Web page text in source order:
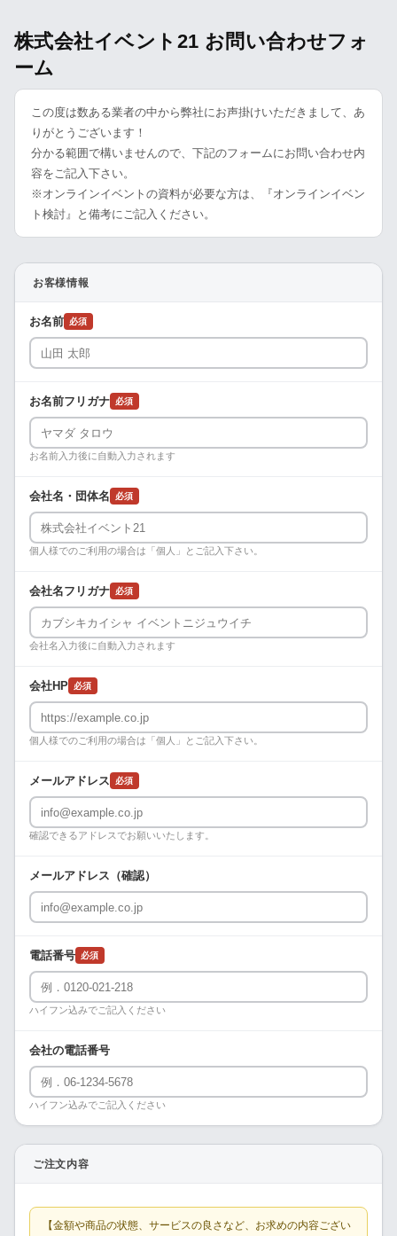
株式会社イベント21 お問い合わせフォ
ーム
この度は数ある業者の中から弊社にお声掛けいただきまして、あ
りがとうございます！
分かる範囲で構いませんので、下記のフォームにお問い合わせ内
容をご記入下さい。
※オンラインイベントの資料が必要な方は、『オンラインイベン
ト検討』と備考にご記入ください。
お客様情報
お名前 必須
お名前フリガナ 必須
お名前入力後に自動入力されます
会社名・団体名 必須
個人様でのご利用の場合は「個人」とご記入下さい。
会社名フリガナ 必須
会社名入力後に自動入力されます
会社HP 必須
個人様でのご利用の場合は「個人」とご記入下さい。
メールアドレス 必須
確認できるアドレスでお願いいたします。
メールアドレス（確認）
電話番号 必須
ハイフン込みでご記入ください
会社の電話番号
ハイフン込みでご記入ください
ご注文内容
【金額や商品の状態、サービスの良さなど、お求めの内容ござい